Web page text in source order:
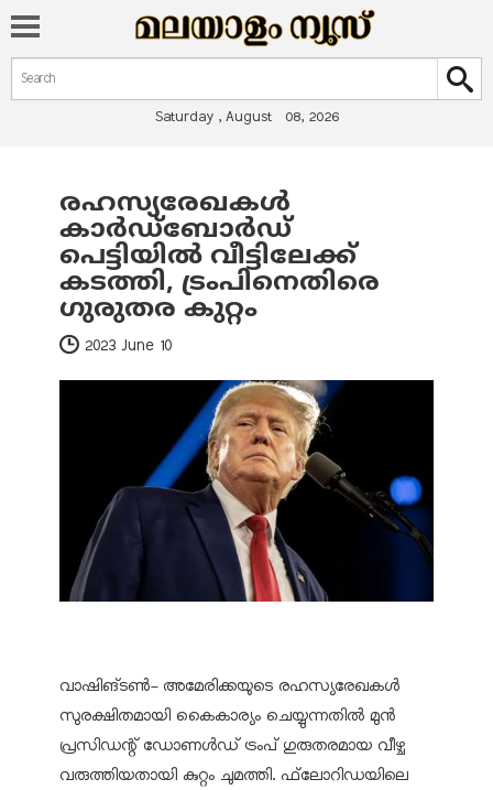
Search form
Search
Saturday , August 08, 2026
You are here
രഹസ്യരേഖകൾ
കാർഡ്‌ബോർഡ്
പെട്ടിയിൽ വീട്ടിലേക്ക്
കടത്തി, ട്രംപിനെതിരെ
ഗുരുതര കുറ്റം
2023 June 10
വാഷിങ്ടൺ- അമേരിക്കയുടെ രഹസ്യരേഖകൾ
സുരക്ഷിതമായി കൈകാര്യം ചെയ്യുന്നതിൽ മുൻ
പ്രസിഡന്റ് ഡോണൾഡ് ട്രംപ് ഗുരുതരമായ വീഴ്ച
വരുത്തിയതായി കുറ്റം ചുമത്തി. ഫ്‌ലോറിഡയിലെ